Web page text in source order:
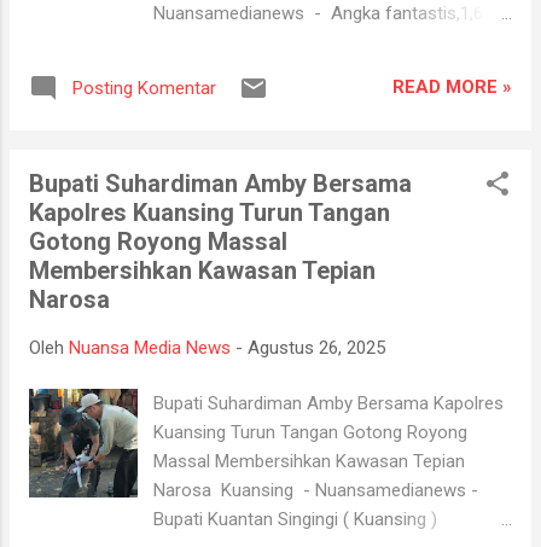
psikologi, ternyata ada sejumlah alasan
dan dikhianati.. Ini dia sederet al...
Nuansamedianews - Angka fantastis,1,6
didominasi oleh wisatawan domestik,
menjadi Rekor pengunjung terbanyak selama
perhelatan pacu jalur. Kepala Dinas
Pariwisata Provinsi Riau, Roni Rakhmat,
mengungkapkan bahwa jumlah kunjungan
nyata pesona budaya tradisional yang
selama event digelar ada 1,6 juta lebih.
Angka ini sangat signifikan, khususnya untuk
kunjungan wisatawan mancanegara," ungkap
Roni, Rabu (27/9/2025). Menurut Roni,
lonjakan jumlah wisatawan asing terbilang
Posting Komentar READ MORE »
Bupati Suhardiman Amby Bersama
Kapolres Kuansing Turun Tangan
Gotong Royong Massal
Membersihkan Kawasan Tepian
Narosa
Oleh Nuansa Media News - Agustus 26, 2025
Bupati Suhardiman Amby Bersama Kapolres
Kuansing Turun Tangan Gotong Royong
Massal Membersihkan Kawasan Tepian
Narosa Kuansing - Nuansamedianews -
Bupati Kuantan Singingi ( Kuansing )